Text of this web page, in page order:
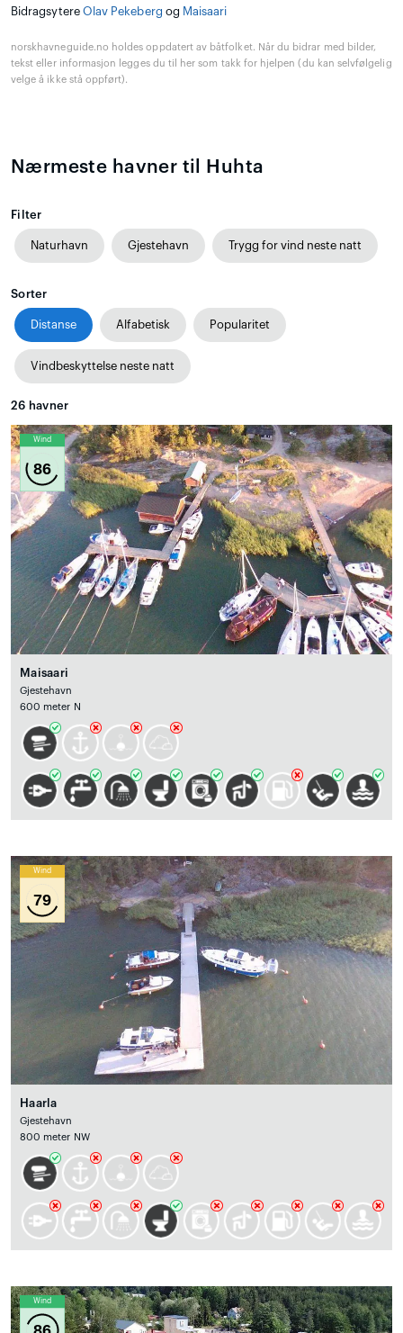
Bidragsytere Olav Pekeberg og Maisaari
norskhavneguide.no holdes oppdatert av båtfolket. Når du bidrar med bilder,
tekst eller informasjon legges du til her som takk for hjelpen (du kan selvfølgelig
velge å ikke stå oppført).
Nærmeste havner til Huhta
Filter
Naturhavn Gjestehavn Trygg for vind neste natt
Sorter
Distanse Alfabetisk Popularitet
Vindbeskyttelse neste natt
26 havner
Wind
86
Maisaari
Gjestehavn
600 meter N
Wind
79
Haarla
Gjestehavn
800 meter NW
Wind